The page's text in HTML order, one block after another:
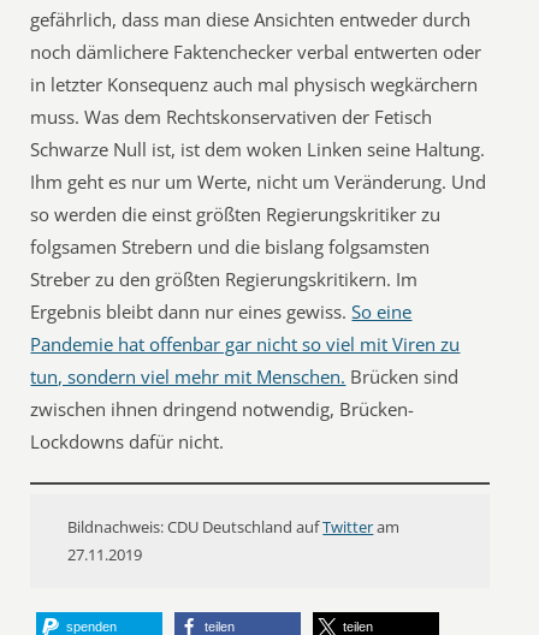
gefährlich, dass man diese Ansichten entweder durch
noch dämlichere Faktenchecker verbal entwerten oder
in letzter Konsequenz auch mal physisch wegkärchern
muss. Was dem Rechtskonservativen der Fetisch
Schwarze Null ist, ist dem woken Linken seine Haltung.
Ihm geht es nur um Werte, nicht um Veränderung. Und
so werden die einst größten Regierungskritiker zu
folgsamen Strebern und die bislang folgsamsten
Streber zu den größten Regierungskritikern. Im
Ergebnis bleibt dann nur eines gewiss.So eine
Pandemie hat offenbar gar nicht so viel mit Viren zu
tun, sondern viel mehr mit Menschen. Brücken sind
zwischen ihnen dringend notwendig, Brücken-
Lockdowns dafür nicht.
Bildnachweis: CDU Deutschland aufTwitteram
27.11.2019
spenden teilen teilen